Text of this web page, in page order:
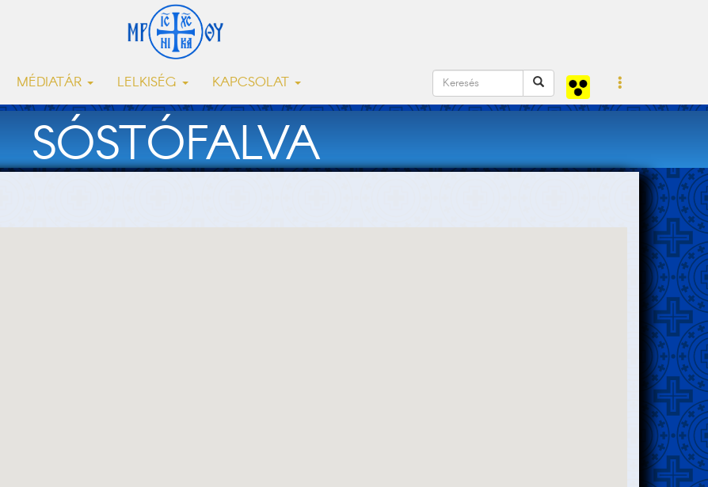
MÉDIATÁR LELKISÉG KAPCSOLAT
SÓSTÓFALVA